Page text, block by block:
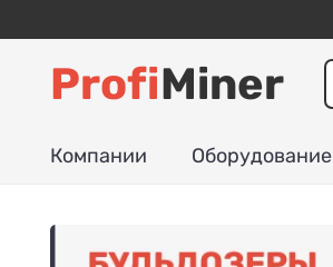
ProfiMiner
Компании Оборудование